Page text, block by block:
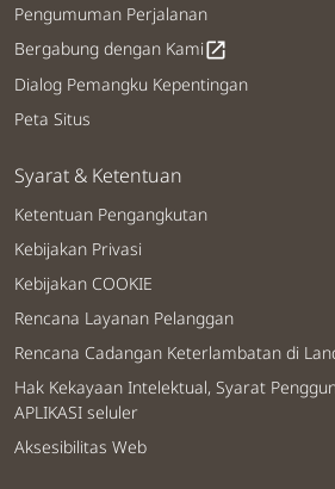
Pengumuman Perjalanan
Bergabung dengan Kamiopen_in_new
Dialog Pemangku Kepentingan
Peta Situs
Syarat & Ketentuan
Ketentuan Pengangkutan
Kebijakan Privasi
Kebijakan COOKIE
Rencana Layanan Pelanggan
Rencana Cadangan Keterlambatan di
Hak Kekayaan Intelektual, Syarat
APLIKASI seluler
Aksesibilitas Web